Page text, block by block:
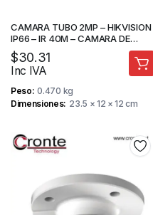
CAMARA TUBO 2MP – HIKVISION
IP66 – IR 40M – CAMARA DE
SEGURIDAD
$30.31
Inc IVA
Peso 0.470 kg
Dimensiones 23.5 × 12 × 12 cm